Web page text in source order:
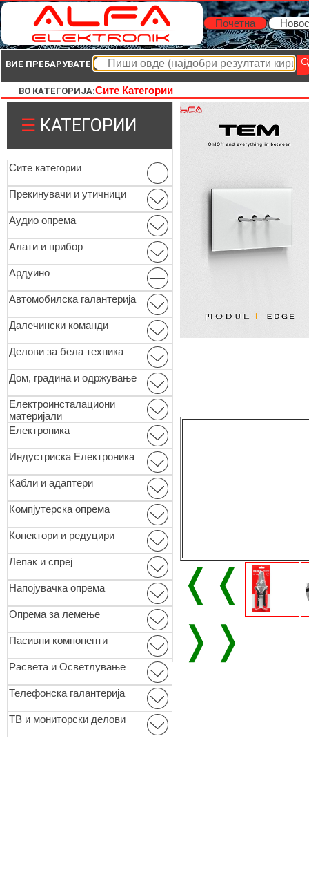
Почетна
ВИЕ ПРЕБАРУВАТЕ:
ВО КАТЕГОРИЈА:Сите Категории
☰ КАТЕГОРИИ
Сите категории
Прекинувачи и утичници
Аудио опрема
Алати и прибор
Ардуино
Автомобилска галантерија
Далечински команди
Делови за бела техника
Дом, градина и одржување
Електроинсталациони
материјали
Електроника
Индустриска Електроника
Кабли и адаптери
Компјутерска опрема
Конектори и редуцири
Лепак и спреј
Напојувачка опрема
Опремa за лемење
Пасивни компоненти
Расвета и Осветлување
Телефонска галантерија
ТВ и мониторски делови
❬❬
❭❭